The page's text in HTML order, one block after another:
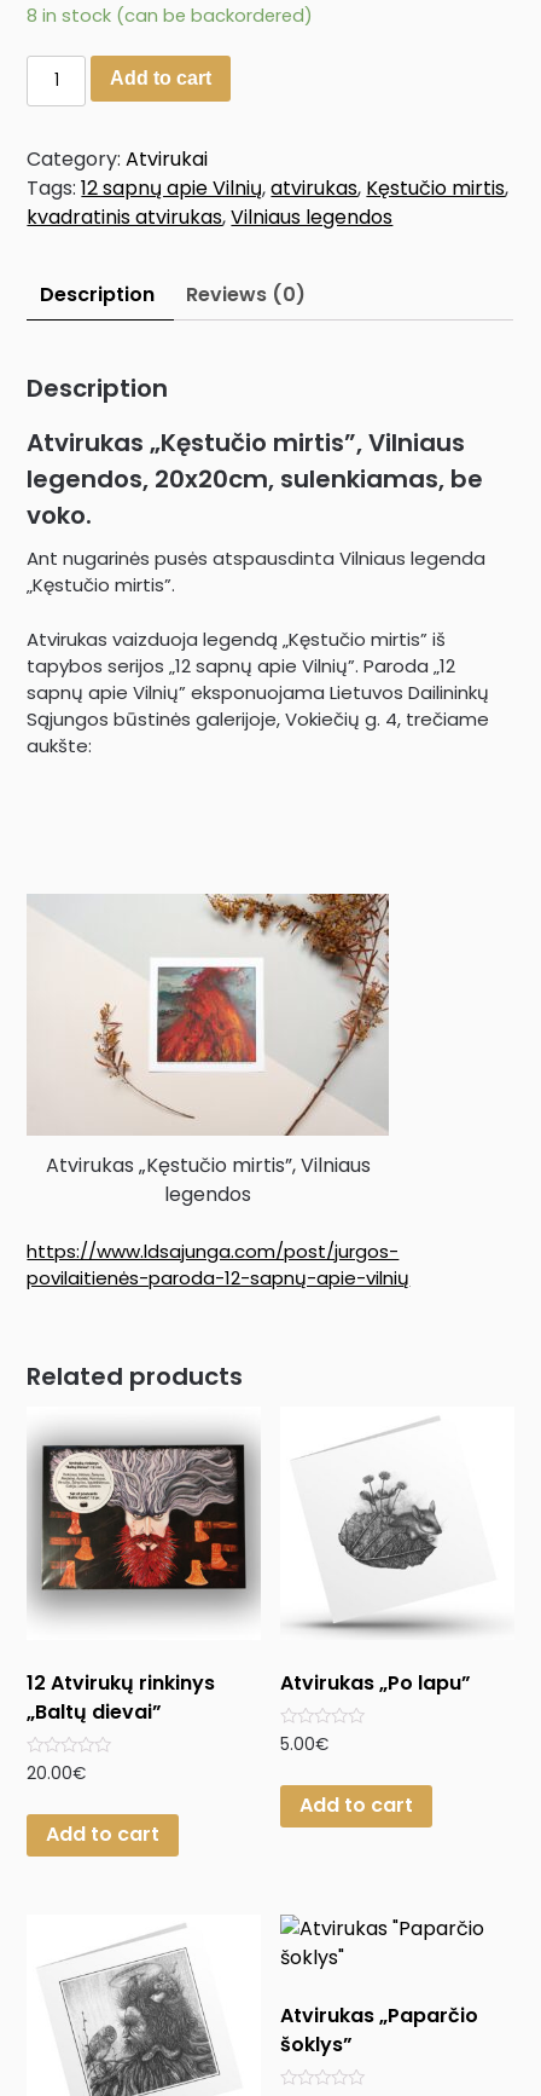
8 in stock (can be backordered)
Add to cart
Category:Atvirukai
Tags:12 sapnų apie Vilnių,atvirukas, Kęstučio mirtis,
kvadratinis atvirukas,Vilniaus legendos
Description Reviews (0)
Description
Atvirukas „Kęstučio mirtis”, Vilniaus
legendos, 20x20cm, sulenkiamas, be
voko.
Ant nugarinės pusės atspausdinta Vilniaus legenda
„Kęstučio mirtis”.
Atvirukas vaizduoja legendą „Kęstučio mirtis” iš
tapybos serijos „12 sapnų apie Vilnių”. Paroda „12
sapnų apie Vilnių” eksponuojama Lietuvos Dailininkų
Sąjungos būstinės galerijoje, Vokiečių g. 4, trečiame
aukšte:
Atvirukas „Kęstučio mirtis”, Vilniaus
legendos
https://www.ldsajunga.com/post/jurgos-
povilaitienės-paroda-12-sapnų-apie-vilnių
Related products
12 Atvirukų rinkinys
„Baltų dievai”
Rated
0
of
20.00€
Add to cart
Atvirukas „Po lapu”
Rated
0
of
5.00€
Add to cart
Atvirukas „Paparčio
šoklys”